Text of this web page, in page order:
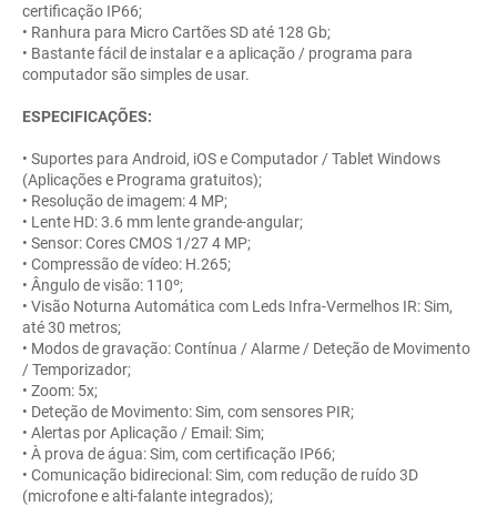
certificação IP66;
• Ranhura para Micro Cartões SD até 128 Gb;
• Bastante fácil de instalar e a aplicação / programa para
computador são simples de usar.
ESPECIFICAÇÕES:
• Suportes para Android, iOS e Computador / Tablet Windows
(Aplicações e Programa gratuitos);
• Resolução de imagem: 4 MP;
• Lente HD: 3.6 mm lente grande-angular;
• Sensor: Cores CMOS 1/27 4 MP;
• Compressão de vídeo: H.265;
• Ângulo de visão: 110º;
• Visão Noturna Automática com Leds Infra-Vermelhos IR: Sim,
até 30 metros;
• Modos de gravação: Contínua / Alarme / Deteção de Movimento
/ Temporizador;
• Zoom: 5x;
• Deteção de Movimento: Sim, com sensores PIR;
• Alertas por Aplicação / Email: Sim;
• À prova de água: Sim, com certificação IP66;
• Comunicação bidirecional: Sim, com redução de ruído 3D
(microfone e alti-falante integrados);